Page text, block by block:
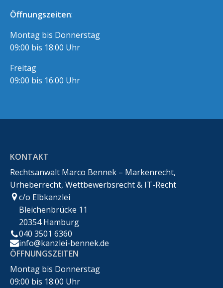
Öffnungszeiten:
Montag bis Donnerstag
09:00 bis 18:00 Uhr
Freitag
09:00 bis 16:00 Uhr
KONTAKT
Rechtsanwalt Marco Bennek – Markenrecht,
Urheberrecht, Wettbewerbsrecht & IT-Recht
c/o Elbkanzlei
Bleichenbrücke 11
20354 Hamburg
040 3501 6360
info@kanzlei-bennek.de
ÖFFNUNGSZEITEN
Montag bis Donnerstag
09:00 bis 18:00 Uhr